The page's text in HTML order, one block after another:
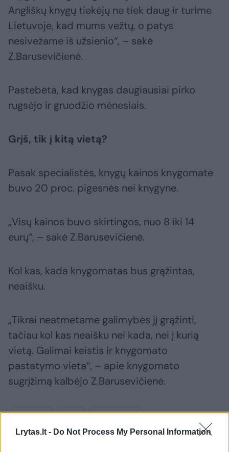
Lrytas.lt - Do Not Process My Personal Information
Angliškų knygų tiekėjų ne tiek daug ir turime
Lietuvoje, kad mums vežtų, o patys
nesivežame iš užsienio“, – sakė
Z.Barusevičienė.
Pastebėta, kad knygas daugiausiai pirko
rugsėjo ir gruodžio mėnesiais.
Grįš, tik į kitą vietą?
Pasak specialistės, knygų kainos knygomate
buvo 20 proc. pigesnės nei knygyne.
„Visų kainos buvo skirtingos, nuo 8 iki 14
eurų“, – sakė Z.Barusevičienė.
Kol kas, kada knygomatas bus grąžintas,
neaišku.
„Tikrai neatmetame galimybės jį grąžinti,
tačiau kol kas neaišku nei kada, nei į kurią
vietą. Galimai keistis ir knygomato
pastatymo vieta“, – apie knygomato
sugrįžimą kalbėjo Z.Barusevičienė.
knygomatas Knygos Autobusų stotis